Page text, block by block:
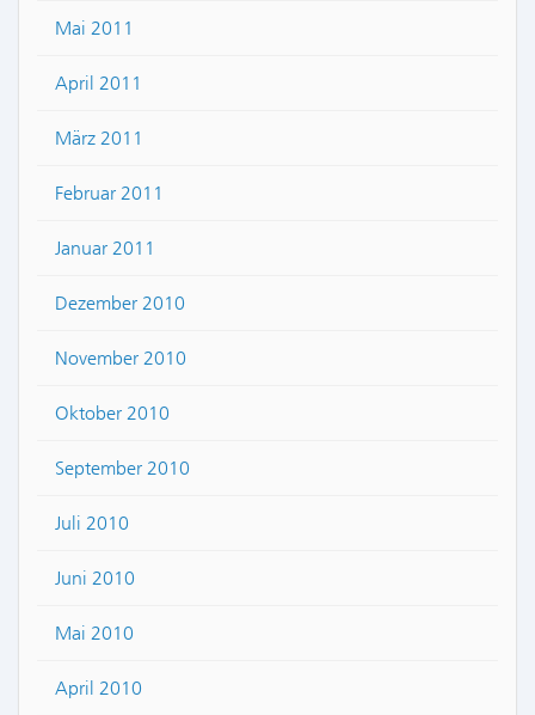
Mai 2011
April 2011
März 2011
Februar 2011
Januar 2011
Dezember 2010
November 2010
Oktober 2010
September 2010
Juli 2010
Juni 2010
Mai 2010
April 2010